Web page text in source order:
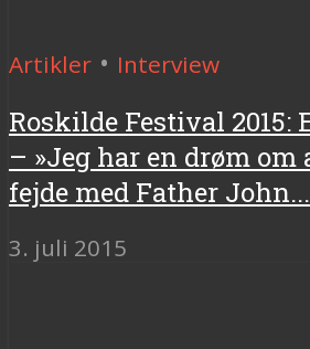
Artikler • Interview
Roskilde Festival 2015:
– »Jeg har en drøm om
fejde med Father John...
3. juli 2015